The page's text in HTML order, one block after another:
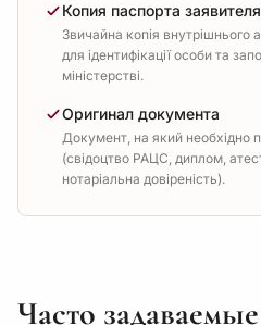
Копия паспорта заявителя
Звичайна копія внутрішнього
для ідентифікації особи та
міністерстві.
Оригинал документа
Документ, на який необхідно
(свідоцтво РАЦС, диплом,
нотаріальна довіреність).
Часто